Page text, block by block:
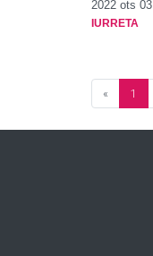
2022 ots 03
IURRETA
« 1